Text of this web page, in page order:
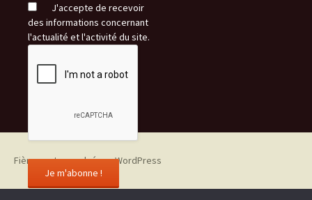
J'accepte de recevoir
des informations concernant
l'actualité et l'activité du site.
Fièrement propulsé par WordPress